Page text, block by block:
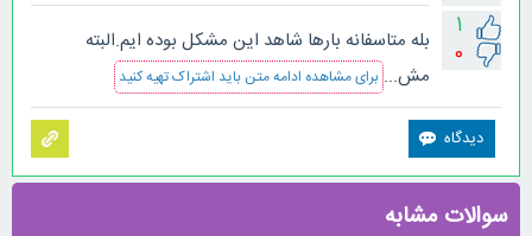
1
0
بله متاسفانه بارها شاهد این مشکل بوده ایم.البته
مش... برای مشاهده ادامه متن باید اشتراک تهیه کنید
سوالات مشابه